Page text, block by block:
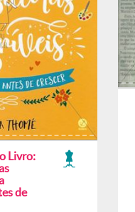
Livro:
de